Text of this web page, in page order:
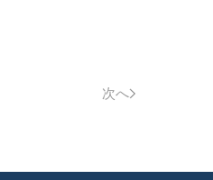
次へ